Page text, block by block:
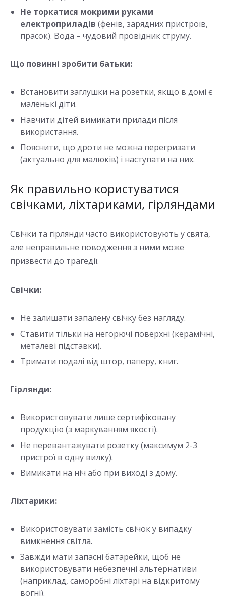
Не торкатися мокрими руками
електроприладів (фенів, зарядних пристроїв,
прасок). Вода – чудовий провідник струму.
Що повинні зробити батьки:
Встановити заглушки на розетки, якщо в домі є
маленькі діти.
Навчити дітей вимикати прилади після
використання.
Пояснити, що дроти не можна перегризати
(актуально для малюків) і наступати на них.
Як правильно користуватися
свічками, ліхтариками, гірляндами
Свічки та гірлянди часто використовують у свята,
але неправильне поводження з ними може
призвести до трагедії.
Свічки:
Не залишати запалену свічку без нагляду.
Ставити тільки на негорючі поверхні (керамічні,
металеві підставки).
Тримати подалі від штор, паперу, книг.
Гірлянди:
Використовувати лише сертифіковану
продукцію (з маркуванням якості).
Не перевантажувати розетку (максимум 2-3
пристрої в одну вилку).
Вимикати на ніч або при виході з дому.
Ліхтарики:
Використовувати замість свічок у випадку
вимкнення світла.
Завжди мати запасні батарейки, щоб не
використовувати небезпечні альтернативи
(наприклад, саморобні ліхтарі на відкритому
вогні).